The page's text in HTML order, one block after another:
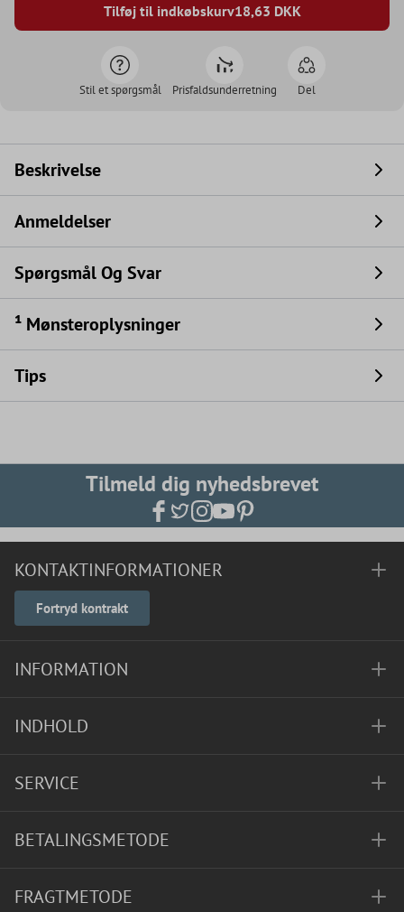
Tilføj til indkøbskurv18,63 DKK
Stil et spørgsmål Prisfaldsunderretning Del
Beskrivelse
Anmeldelser
Spørgsmål Og Svar
¹ Mønsteroplysninger
Tips
Tilmeld dig nyhedsbrevet
KONTAKTINFORMATIONER
Fortryd kontrakt
INFORMATION
INDHOLD
SERVICE
BETALINGSMETODE
FRAGTMETODE